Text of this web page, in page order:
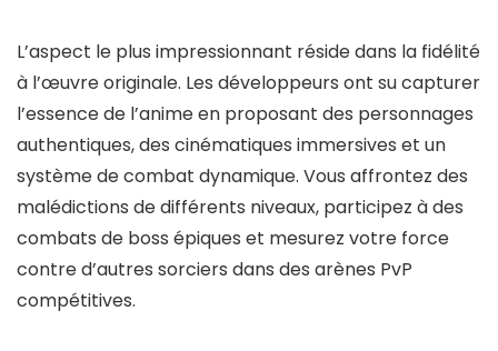
L’aspect le plus impressionnant réside dans la fidélité
à l’œuvre originale. Les développeurs ont su capturer
l’essence de l’anime en proposant des personnages
authentiques, des cinématiques immersives et un
système de combat dynamique. Vous affrontez des
malédictions de différents niveaux, participez à des
combats de boss épiques et mesurez votre force
contre d’autres sorciers dans des arènes PvP
compétitives.